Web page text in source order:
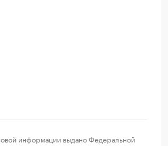
информации выдано Федеральной